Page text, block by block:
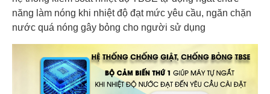
năng làm nóng khi nhiệt độ đạt mức yêu cầu, ngăn chặn
nước quá nóng gây bỏng cho người sử dụng